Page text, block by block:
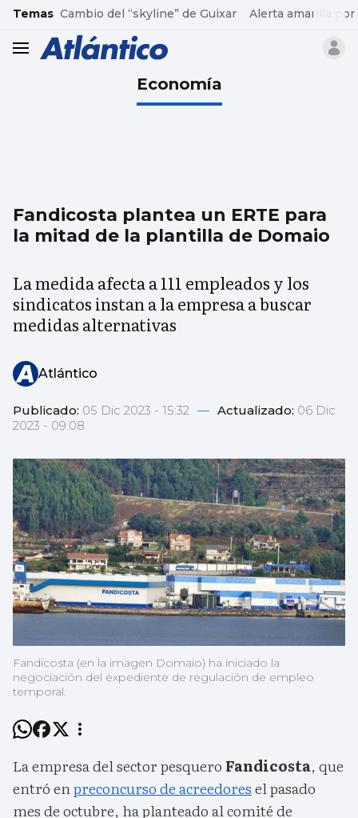
common.go-to-content
Temas Cambio del “skyline” de Guixar Alerta amarilla por
header.menu.open
Economía
Fandicosta plantea un ERTE para
la mitad de la plantilla de Domaio
La medida afecta a 111 empleados y los
sindicatos instan a la empresa a buscar
medidas alternativas
Atlántico
Publicado: 05 Dic 2023 - 15:32 — Actualizado: 06 Dic
2023 - 09:08
Fandicosta (en la imagen Domaio) ha iniciado la
negociación del expediente de regulación de empleo
temporal.
La empresa del sector pesquero Fandicosta, que
entró enpreconcurso de acreedoresel pasado
mes de octubre, ha planteado al comité de